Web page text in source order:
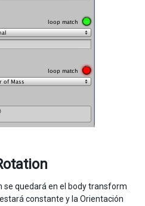
se quedará en el body transform
constante y la Orientación